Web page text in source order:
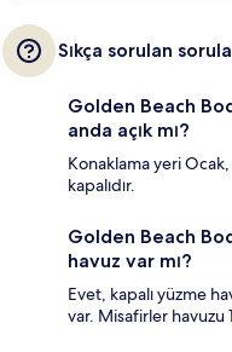
Sıkça sorulan
Golden Beach
anda açık mı?
Konaklama yeri Ocak,
kapalıdır.
Golden Beach
havuz var mı?
Evet, kapalı yüzme
var. Misafirler havuzu